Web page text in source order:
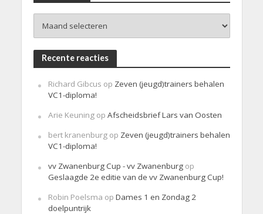
Recente reacties
Richard Gibcus op Zeven (jeugd)trainers behalen
VC1-diploma!
Arie Keuningop Afscheidsbrief Lars van Oosten
bert kranenburgop Zeven (jeugd)trainers behalen
VC1-diploma!
vv Zwanenburg Cup - vv Zwanenburgop
Geslaagde 2e editie van de vv Zwanenburg Cup!
Robin Poelsma op Dames 1 en Zondag 2
doelpuntrijk